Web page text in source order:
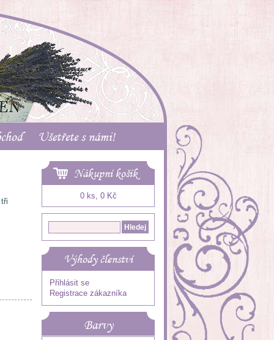
Ušetřete s námi!
Nákupní košík
0 ks, 0 Kč
Výhody členství
Přihlásit se
Registrace zákazníka
Barvy